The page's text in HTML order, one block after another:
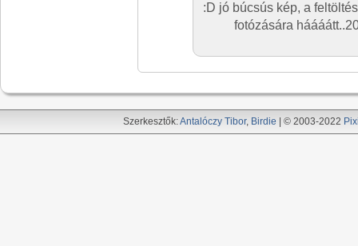
:D jó búcsús kép, a
fotózására
Szerkesztők:Antalóczy Tibor, Birdie | © 2003-2022